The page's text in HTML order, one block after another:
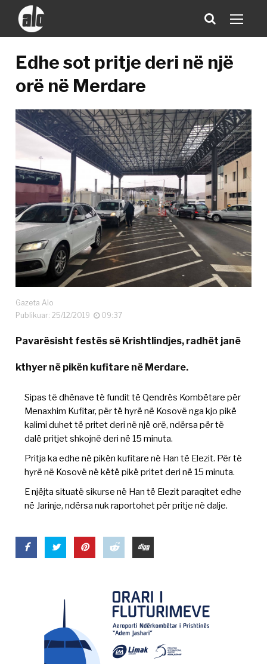
Edhe sot pritje deri në një
orë në Merdare
Gazeta Alo
Publikuar: 25/12/2019
09:37
Pavarësisht festës së Krishtlindjes, radhët janë
kthyer në pikën kufitare në Merdare.
Sipas të dhënave të fundit të Qendrës Kombëtare për
Menaxhim Kufitar, për të hyrë në Kosovë nga kjo pikë
kalimi duhet të pritet deri në një orë, ndërsa për të
dalë pritjet shkojnë deri në 15 minuta.
Pritja ka edhe në pikën kufitare në Han të Elezit. Për të
hyrë në Kosovë në këtë pikë pritet deri në 15 minuta.
E njëjta situatë sikurse në Han të Elezit paraqitet edhe
në Jarinje, ndërsa nuk raportohet për pritje në dalje.